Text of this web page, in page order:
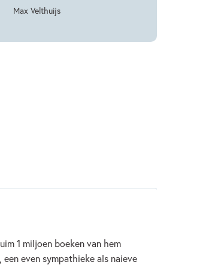
Max Velthuijs
1 miljoen boeken van hem
even sympathieke als naieve